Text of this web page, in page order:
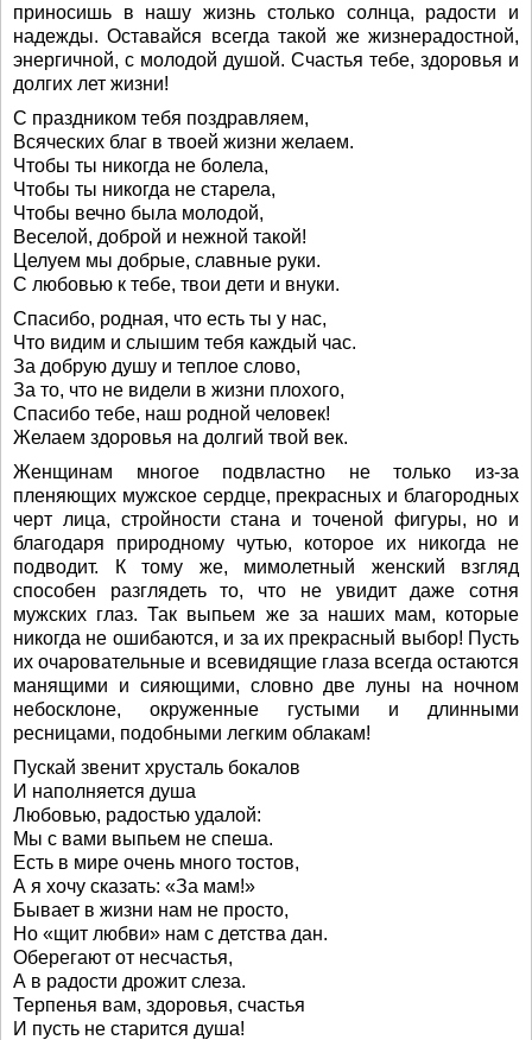
приносишь в нашу жизнь столько солнца, радости и
надежды. Оставайся всегда такой же жизнерадостной,
энергичной, с молодой душой. Счастья тебе, здоровья и
долгих лет жизни!
С праздником тебя поздравляем,
Всяческих благ в твоей жизни желаем.
Чтобы ты никогда не болела,
Чтобы ты никогда не старела,
Чтобы вечно была молодой,
Веселой, доброй и нежной такой!
Целуем мы добрые, славные руки.
С любовью к тебе, твои дети и внуки.
Спасибо, родная, что есть ты у нас,
Что видим и слышим тебя каждый час.
За добрую душу и теплое слово,
За то, что не видели в жизни плохого,
Спасибо тебе, наш родной человек!
Желаем здоровья на долгий твой век.
Женщинам многое подвластно не только из-за
пленяющих мужское сердце, прекрасных и благородных
черт лица, стройности стана и точеной фигуры, но и
благодаря природному чутью, которое их никогда не
подводит. К тому же, мимолетный женский взгляд
способен разглядеть то, что не увидит даже сотня
мужских глаз. Так выпьем же за наших мам, которые
никогда не ошибаются, и за их прекрасный выбор! Пусть
их очаровательные и всевидящие глаза всегда остаются
манящими и сияющими, словно две луны на ночном
небосклоне, окруженные густыми и длинными
ресницами, подобными легким облакам!
Пускай звенит хрусталь бокалов
И наполняется душа
Любовью, радостью удалой:
Мы с вами выпьем не спеша.
Есть в мире очень много тостов,
А я хочу сказать: «За мам!»
Бывает в жизни нам не просто,
Но «щит любви» нам с детства дан.
Оберегают от несчастья,
А в радости дрожит слеза.
Терпенья вам, здоровья, счастья
И пусть не старится душа!